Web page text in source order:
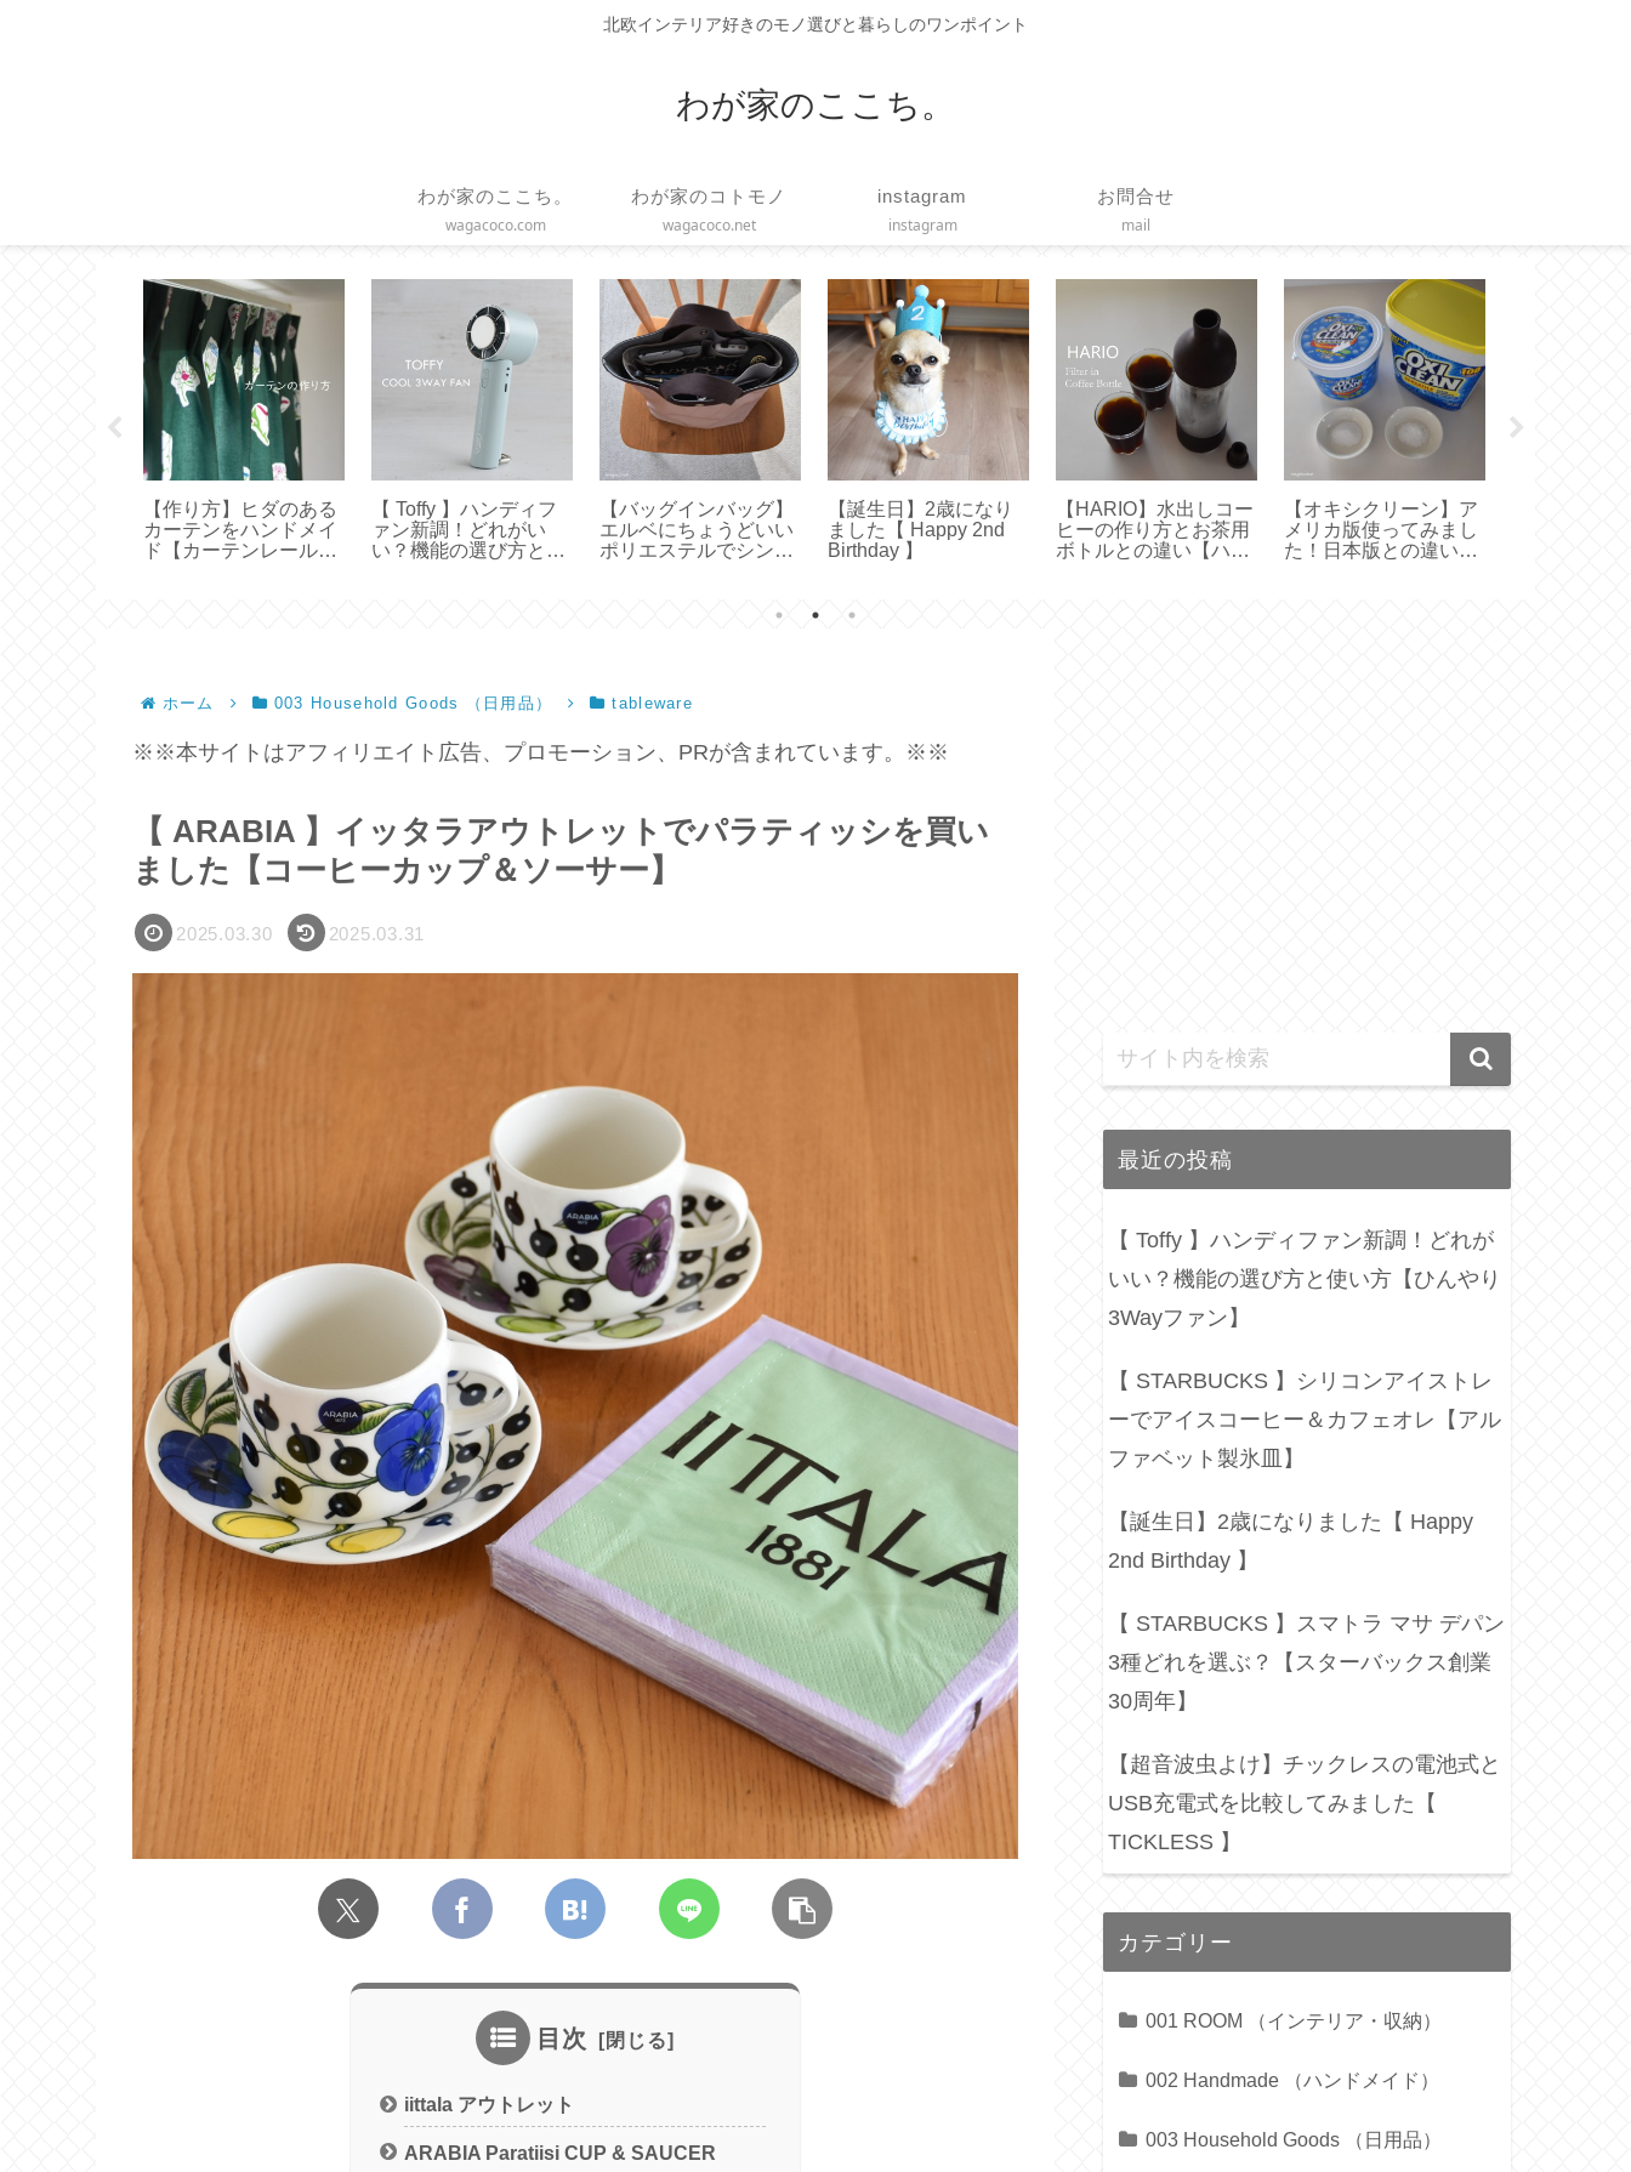
北欧インテリア好きのモノ選びと暮らしのワンポイント
わが家のここち。
わが家のここち。
wagacoco.com
わが家のコトモノ
wagacoco.net
instagram
instagram
お問合せ
mail
【作り方】ヒダのある
カーテンをハンドメイ
ド【カーテンレールに
【 Toffy 】ハンディフ
ァン新調！どれがい
い？機能の選び方と使
【バッグインバッグ】
エルベにちょうどいい
ポリエステルでシンプ
【誕生日】2歳になり
ました【 Happy 2nd
Birthday 】
【HARIO】水出しコー
ヒーの作り方とお茶用
ボトルとの違い【ハリ
【オキシクリーン】ア
メリカ版使ってみまし
た！日本版との違い
ホーム 003 Household Goods （日用品） tableware
※※本サイトはアフィリエイト広告、プロモーション、PRが含まれています。※※
【 ARABIA 】イッタラアウトレットでパラティッシを買い
ました【コーヒーカップ＆ソーサー】
2025.03.30 2025.03.31
目次
iittala アウトレット
ARABIA Paratiisi CUP & SAUCER
最近の投稿
【 Toffy 】ハンディファン新調！どれが
いい？機能の選び方と使い方【ひんやり
3Wayファン】
【 STARBUCKS 】シリコンアイストレ
ーでアイスコーヒー＆カフェオレ【アル
ファベット製氷皿】
【誕生日】2歳になりました【 Happy
2nd Birthday 】
【 STARBUCKS 】スマトラ マサ デパン
3種どれを選ぶ？【スターバックス創業
30周年】
【超音波虫よけ】チックレスの電池式と
USB充電式を比較してみました【
TICKLESS 】
カテゴリー
001 ROOM （インテリア・収納）
002 Handmade （ハンドメイド）
003 Household Goods （日用品）